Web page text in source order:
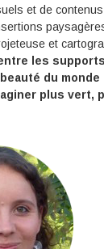
et de contenus
et
les
du monde
plus vert,